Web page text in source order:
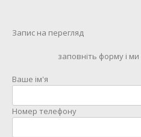
Запис на перегляд
заповніть форму і
Ваше ім'я
Номер телефону